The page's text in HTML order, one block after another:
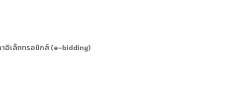
าอิเล็กทรอนิกส์ (e-bidding)